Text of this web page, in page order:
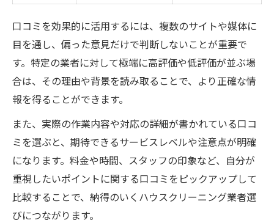
口コミを効果的に活用するには、複数のサイトや媒体に
目を通し、偏った意見だけで判断しないことが重要で
す。特定の業者に対して極端に高評価や低評価が並ぶ場
合は、その理由や背景を読み取ることで、より正確な情
報を得ることができます。
また、実際の作業内容や対応の詳細が書かれている口コ
ミを選ぶと、期待できるサービスレベルや注意点が明確
になります。料金や時間、スタッフの印象など、自分が
重視したいポイントに関する口コミをピックアップして
比較することで、納得のいくハウスクリーニング業者選
びにつながります。